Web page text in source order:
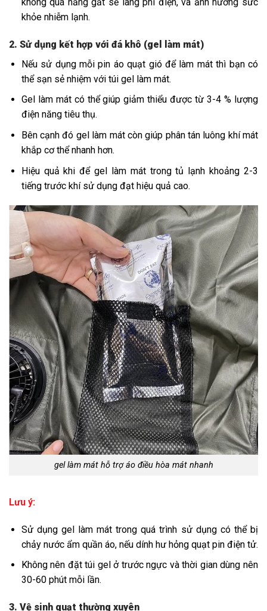
khỏe nhiễm lạnh.
2. Sử dụng kết hợp với đá khô (gel làm mát)
Nếu sử dụng mỗi pin áo quạt gió để làm mát thì bạn có
thể sạn sẻ nhiệm với túi gel làm mát.
Gel làm mát có thể giúp giảm thiểu được từ 3-4 % lượng
điện năng tiêu thụ.
Bên cạnh đó gel làm mát còn giúp phân tán luông khí mát
khắp cơ thể nhanh hơn.
Hiệu quả khi để gel làm mát trong tủ lạnh khoảng 2-3
tiếng trước khí sử dụng đạt hiệu quả cao.
gel làm mát hỗ trợ áo điều hòa mát nhanh
Lưu ý:
Sử dụng gel làm mát trong quá trình sử dụng có thể bị
chảy nước ẩm quần áo, nếu dính hư hỏng quạt pin điện tử.
Không nên đặt túi gel ở trước ngực và thời gian dùng nên
30-60 phút mỗi lần.
3. Vệ sinh quạt thường xuyên